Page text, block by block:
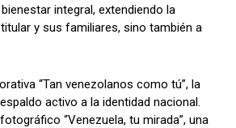
integral, extendiendo la
y sus familiares, sino también a
“Tan venezolanos como tú”, la
activo a la identidad nacional.
“Venezuela, tu mirada”, una